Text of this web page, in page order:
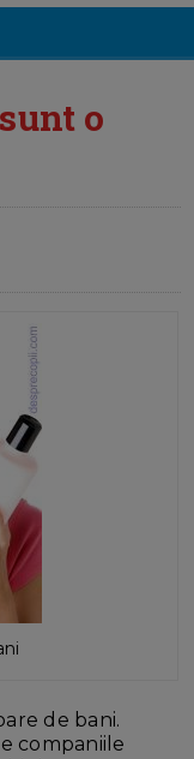
o
de bani.
companiile